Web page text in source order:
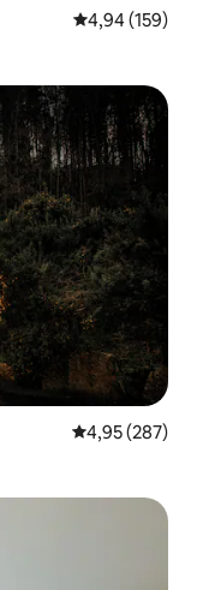
Gemiddelde
4,94 (159)
Gemiddelde
4,95 (287)